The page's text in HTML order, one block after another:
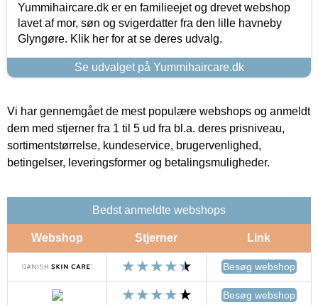
Yummihaircare.dk er en familieejet og drevet webshop
lavet af mor, søn og svigerdatter fra den lille havneby
Glyngøre. Klik her for at se deres udvalg.
Se udvalget på Yummihaircare.dk
Vi har gennemgået de mest populære webshops og anmeldt
dem med stjerner fra 1 til 5 ud fra bl.a. deres prisniveau,
sortimentstørrelse, kundeservice, brugervenlighed,
betingelser, leveringsformer og betalingsmuligheder.
Bedst anmeldte webshops
Webshop Stjerner Link
Besøg webshop
Besøg webshop